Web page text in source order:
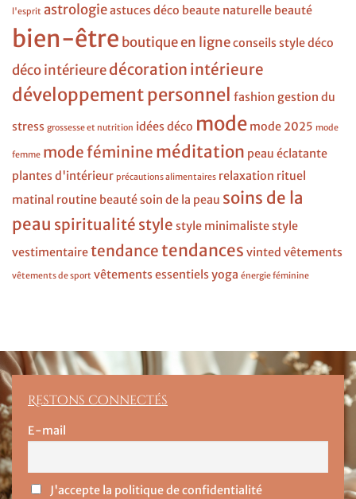
l'esprit astrologieastuces déco beaute naturelle beauté
bien-être boutique en ligneconseils styledéco
déco intérieuredécoration intérieure
développement personnel fashion gestion du
stress grossesse et nutrition idées déco mode mode 2025 mode
femme mode féminine méditation peau éclatante
plantes d'intérieur précautions alimentaires relaxation rituel
matinal routine beautésoin de la peau soins de la
peau spiritualité style style minimalistestyle
vestimentairetendancetendances vinted vêtements
vêtements de sport vêtements essentielsyoga énergie féminine
Restons connectés
E-mail
J'accepte la politique de confidentialité